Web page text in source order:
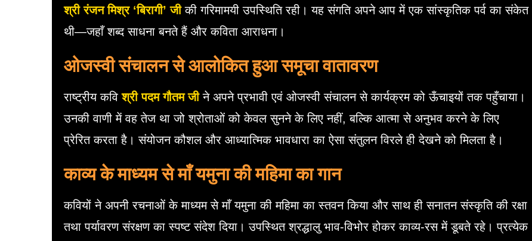
श्री रंजन मिश्र ‘बिरागी’ जीकी गरिमामयी उपस्थिति रही। यह संगति अपने आप में एक सांस्कृतिक पर्व का संकेत
थी—जहाँ शब्द साधना बनते हैं और कविता आराधना।
ओजस्वी संचालन से आलोकित हुआ समूचा वातावरण
राष्ट्रीय कविश्री पदम गौतम जीने अपने प्रभावी एवं ओजस्वी संचालन से कार्यक्रम को ऊँचाइयों तक पहुँचाया।
उनकी वाणी में वह तेज था जो श्रोताओं को केवल सुनने के लिए नहीं, बल्कि आत्मा से अनुभव करने के लिए
प्रेरित करता है। संयोजन कौशल और आध्यात्मिक भावधारा का ऐसा संतुलन विरले ही देखने को मिलता है।
काव्य के माध्यम से माँ यमुना की महिमा का गान
कवियों ने अपनी रचनाओं के माध्यम से माँ यमुना की महिमा का स्तवन किया और साथ ही सनातन संस्कृति की रक्षा
तथा पर्यावरण संरक्षण का स्पष्ट संदेश दिया। उपस्थित श्रद्धालु भाव-विभोर होकर काव्य-रस में डूबते रहे। प्रत्येक